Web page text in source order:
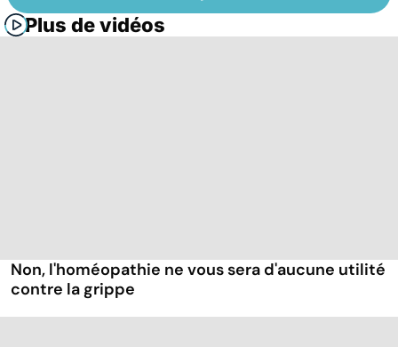
Plus de vidéos
Non, l'homéopathie ne vous sera d'aucune utilité
contre la grippe